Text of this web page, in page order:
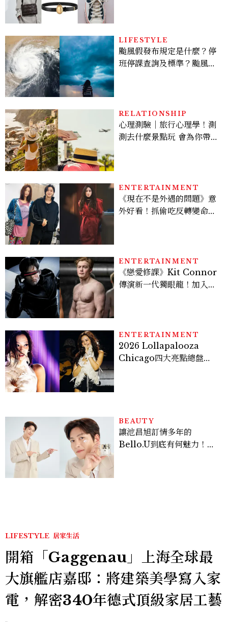
LIFESTYLE
颱風假發布規定是什麼？停
班停課查詢及標準？颱風假
RELATIONSHIP
心理測驗｜旅行心理學！測
測去什麼景點玩 會為你帶來
ENTERTAINMENT
《現在不是外遇的問題》意
外好看！抓偷吃反轉變命
看點懶人包
ENTERTAINMENT
《戀愛修課》Kit Connor
傳演新一代獨眼龍！加入新
ENTERTAINMENT
2026 Lollapalooza
Chicago四大亮點總盤
BEAUTY
讓池昌旭訂情多年的
Bello.U到底有何魅力！揭
LIFESTYLE 居家生活
開箱「Gaggenau」上海全球最
大旗艦店嘉邸：將建築美學寫入家
電，解密340年德式頂級家居工藝